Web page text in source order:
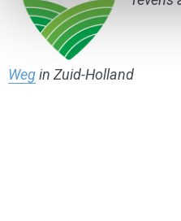
Wegin Zuid-Holland